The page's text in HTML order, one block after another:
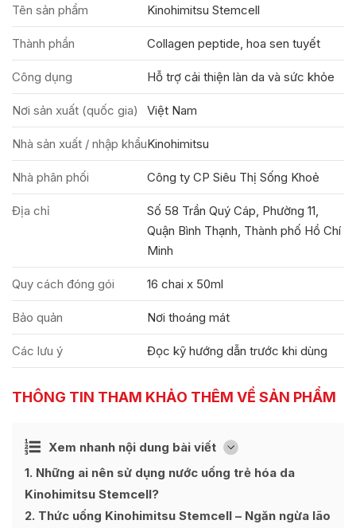
Tên sản phẩm Kinohimitsu Stemcell
Thành phần Collagen peptide, hoa sen tuyết
Công dụng Hỗ trợ cải thiện làn da và sức khỏe
Nơi sản xuất (quốc gia) Việt Nam
Nhà sản xuất / nhập khẩuKinohimitsu
Nhà phân phối Công ty CP Siêu Thị Sống Khoẻ
Địa chỉ
Số 58 Trần Quý Cáp, Phường 11,
Quận Bình Thạnh, Thành phố Hồ Chí
Minh
Quy cách đóng gói 16 chai x 50ml
Bảo quản Nơi thoáng mát
Các lưu ý Đọc kỹ hướng dẫn trước khi dùng
THÔNG TIN THAM KHẢO THÊM VỀ SẢN PHẨM
Xem nhanh nội dung bài viết [
Ẩn
1 Những ai nên sử dụng nước uống trẻ hóa da
Kinohimitsu Stemcell?
2 Thức uống Kinohimitsu Stemcell – Ngăn ngừa lão